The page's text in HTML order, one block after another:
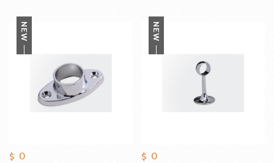
$ 0 $ 0